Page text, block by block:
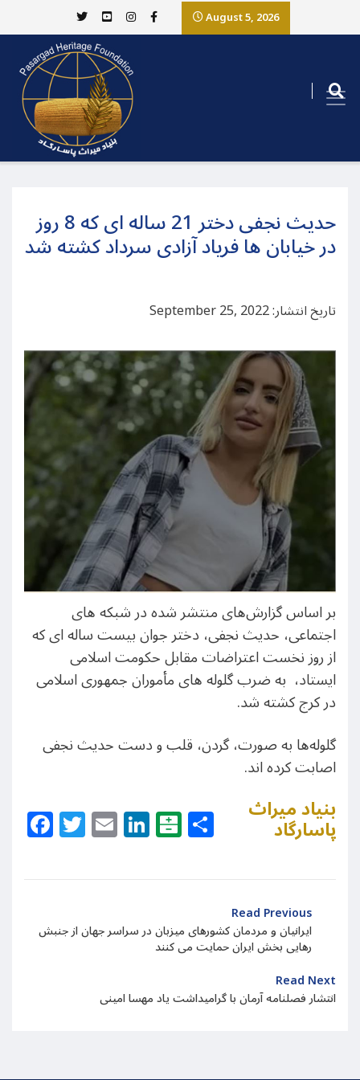
August 5, 2026
حدیث نجفی دختر 21 ساله ای که 8 روز
در خیابان ها فریاد آزادی سرداد کشته شد
تاریخ انتشار: September 25, 2022
بر اساس گزارش‌های منتشر شده در شبکه های
اجتماعی، حدیث نجفی، دختر جوان بیست ساله ای که
از روز نخست اعتراضات مقابل حکومت اسلامی
ایستاد، به ضرب گلوله های مأموران جمهوری اسلامی
در کرج کشته شد.
گلوله‌ها به صورت، گردن، قلب و دست حدیث نجفی
اصابت کرده اند.
Facebook
Twitter
EmailLinkedIn
Balatarin
Share
بنیاد میراث
پاسارگاد
Read Previous
ایرانیان و مردمان کشورهای میزبان در سراسر جهان از جنبش
رهایی بخش ایران حمایت می کنند
Read Next
انتشار فصلنامه آرمان با گرامیداشت یاد مهسا امینی